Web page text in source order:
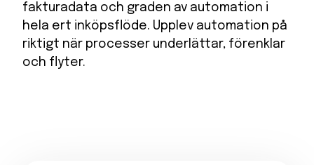
fakturadata och graden av automation i
hela ert inköpsflöde. Upplev automation på
riktigt när processer underlättar, förenklar
och flyter.